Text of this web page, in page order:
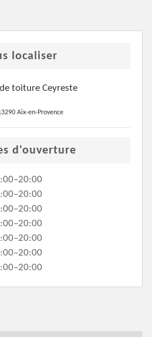
localiser
de toiture Ceyreste
Aix-en-Provence
d'ouverture